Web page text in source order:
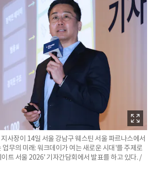
사장이 14일 서울 강남구 웨스틴 서울 파르나스에서
무의 미래: 워크데이가 여는 새로운 시대'를 주제로
트 서울 2026' 기자간담회에서 발표를 하고 있다. /